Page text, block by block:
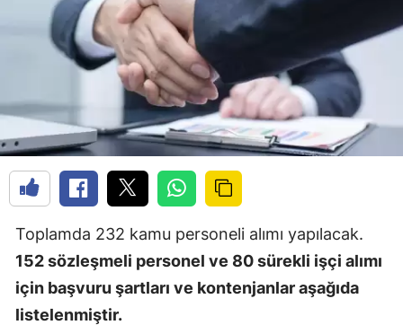
Toplamda 232 kamu personeli alımı yapılacak.
152 sözleşmeli personel ve 80 sürekli işçi alımı
için başvuru şartları ve kontenjanlar aşağıda
listelenmiştir.